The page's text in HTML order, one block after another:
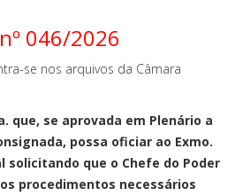
046/2026
se nos arquivos da Câmara
que, se aprovada em Plenário a
possa oficiar ao Exmo.
solicitando que o Chefe do Poder
procedimentos necessários